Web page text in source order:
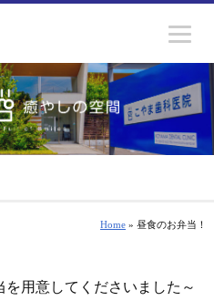
Home » 昼食のお弁当！
を用意してくださいました～